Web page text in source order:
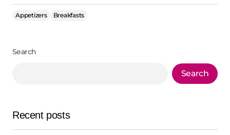
Appetizers Breakfasts
Search
Search
Recent posts